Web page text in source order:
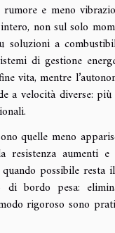
e meno
non sul solo
a
di gestione
vita, mentre
a velocità diverse:
quelle meno
aumenti
possibile
di bordo pesa:
rigoroso sono